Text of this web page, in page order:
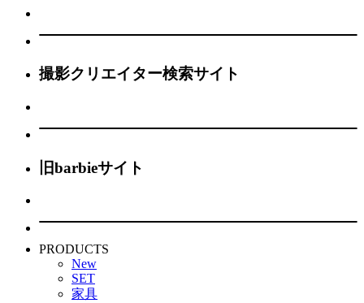
撮影クリエイター検索サイト
旧barbieサイト
PRODUCTS
New
SET
家具